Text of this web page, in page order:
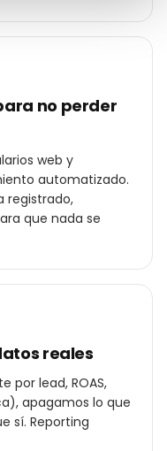
no perder
web y
automatizado.
registrado,
que nada se
reales
por lead, ROAS,
apagamos lo que
sí. Reporting